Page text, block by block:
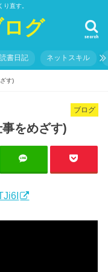
直す。
グ search
読書日記 ネットスキル
す)
ブログ
をめざす)